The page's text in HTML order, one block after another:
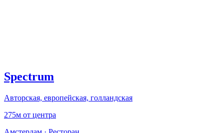
Spectrum
Авторская, европейская, голландская
275м от центра